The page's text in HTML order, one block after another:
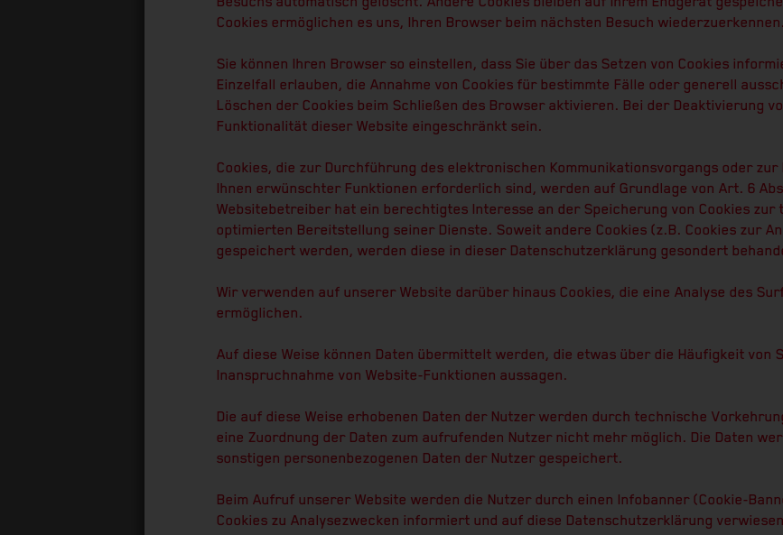
Cookies ermöglichen es uns, Ihren Browser beim nächsten Besuch wiederzuerkennen.
Sie können Ihren Browser so einstellen, dass Sie über das Setzen von Cookies
Einzelfall erlauben, die Annahme von Cookies für bestimmte Fälle oder generell
Löschen der Cookies beim Schließen des Browser aktivieren. Bei der Deaktivierung
Funktionalität dieser Website eingeschränkt sein.
Cookies, die zur Durchführung des elektronischen Kommunikationsvorgangs oder
Ihnen erwünschter Funktionen erforderlich sind, werden auf Grundlage von Art. 6
Websitebetreiber hat ein berechtigtes Interesse an der Speicherung von Cookies
optimierten Bereitstellung seiner Dienste. Soweit andere Cookies (z.B. Cookies zur
gespeichert werden, werden diese in dieser Datenschutzerklärung gesondert
Wir verwenden auf unserer Website darüber hinaus Cookies, die eine Analyse des
ermöglichen.
Auf diese Weise können Daten übermittelt werden, die etwas über die Häufigkeit von
Inanspruchnahme von Website-Funktionen aussagen.
Die auf diese Weise erhobenen Daten der Nutzer werden durch technische
eine Zuordnung der Daten zum aufrufenden Nutzer nicht mehr möglich. Die Daten
sonstigen personenbezogenen Daten der Nutzer gespeichert.
Beim Aufruf unserer Website werden die Nutzer durch einen Infobanner (Cookie-
Cookies zu Analysezwecken informiert und auf diese Datenschutzerklärung